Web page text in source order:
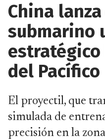
China
submarino
estratégico
del Pacífico
El proyectil, que
simulada de
precisión en la